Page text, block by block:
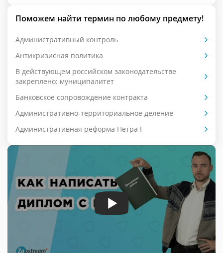
Поможем найти термин по любому предмету!
Административный контроль
Антикризисная политика
В действующем российском законодательстве
закреплено: муниципалитет
Банковское сопровождение контракта
Административно-территориальное деление
Административная реформа Петра I